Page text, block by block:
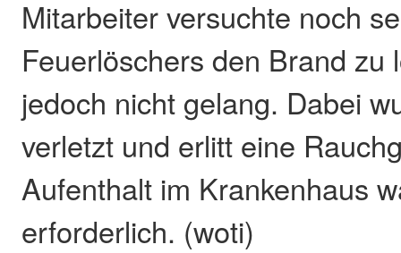
Mitarbeiter versuchte noch
Feuerlöschers den Brand zu
jedoch nicht gelang. Dabei
verletzt und erlitt eine
Aufenthalt im Krankenhaus
erforderlich. (woti)